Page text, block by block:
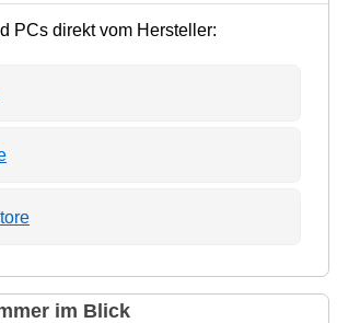
PCs direkt vom Hersteller:
im Blick